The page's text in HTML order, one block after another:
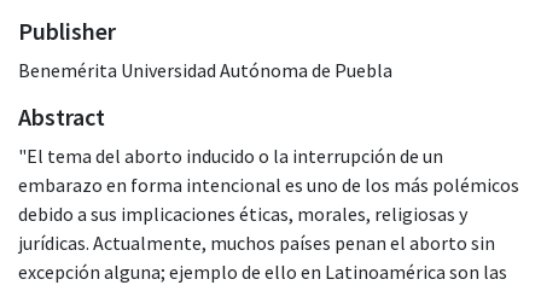
Publisher
Benemérita Universidad Autónoma de Puebla
Abstract
"El tema del aborto inducido o la interrupción de un
embarazo en forma intencional es uno de los más polémicos
debido a sus implicaciones éticas, morales, religiosas y
jurídicas. Actualmente, muchos países penan el aborto sin
excepción alguna; ejemplo de ello en Latinoamérica son las